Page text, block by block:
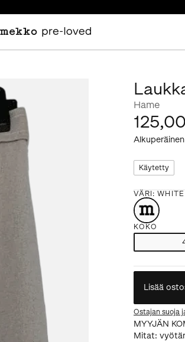
Hame
Käytetty
VÄRI :WHITE
KOKO
Lisää
Ostajan suoja
MYYJÄN
Mitat: